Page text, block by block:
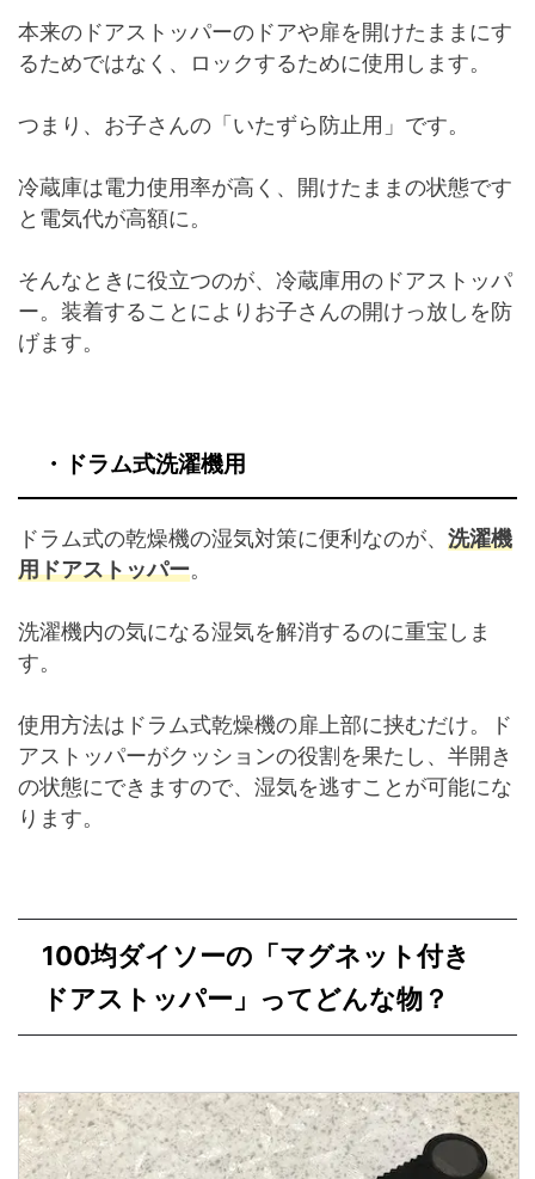
本来のドアストッパーのドアや扉を開けたままにす
るためではなく、ロックするために使用します。
つまり、お子さんの「いたずら防止用」です。
冷蔵庫は電力使用率が高く、開けたままの状態です
と電気代が高額に。
そんなときに役立つのが、冷蔵庫用のドアストッパ
ー。装着することによりお子さんの開けっ放しを防
げます。
・ドラム式洗濯機用
ドラム式の乾燥機の湿気対策に便利なのが、 洗濯機
用ドアストッパー。
洗濯機内の気になる湿気を解消するのに重宝しま
す。
使用方法はドラム式乾燥機の扉上部に挟むだけ。ド
アストッパーがクッションの役割を果たし、半開き
の状態にできますので、湿気を逃すことが可能にな
ります。
100均ダイソーの「マグネット付き
ドアストッパー」ってどんな物？